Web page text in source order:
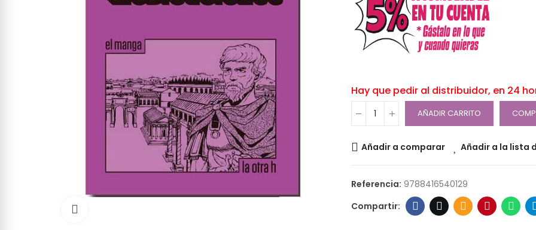
Hay que pedir al distribuidor, en 24
AÑADIR CARRITO
Añadir a comparar Añadir a la lista
Referencia: 9788416540129